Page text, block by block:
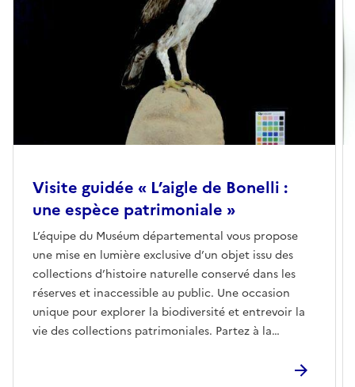
Visite guidée « L’aigle de Bonelli :
une espèce patrimoniale »
L’équipe du Muséum départemental vous propose
une mise en lumière exclusive d’un objet issu des
collections d’histoire naturelle conservé dans les
réserves et inaccessible au public. Une occasion
unique pour explorer la biodiversité et entrevoir la
vie des collections patrimoniales. Partez à la